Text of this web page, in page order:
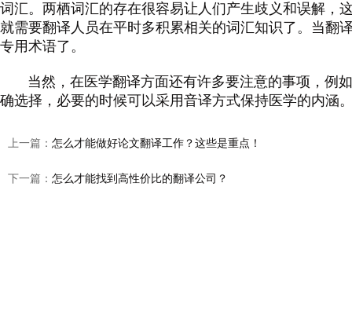
词汇。两栖词汇的存在很容易让人们产生歧义和误解，
就需要翻译人员在平时多积累相关的词汇知识了。当翻
专用术语了。
当然，在 医学翻译方面还有许多要注意的事项，例
确选择，必要的时候可以采用音译方式保持医学的内涵
上一篇： 怎么才能做好论文翻译工作？这些是重点！
下一篇： 怎么才能找到高性价比的翻译公司？